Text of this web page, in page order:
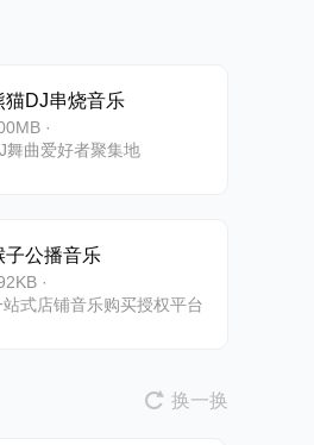
猫DJ串烧音乐
·
舞曲爱好者聚集地
子公播音乐
·
站式店铺音乐购买授权平台
换一换